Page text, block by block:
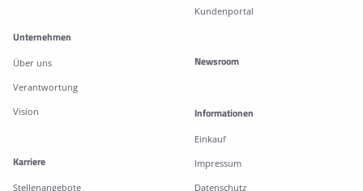
Kundenportal
Unternehmen
Über uns
Verantwortung
Vision
Karriere
Stellenangebote
Newsroom
Informationen
Einkauf
Impressum
Datenschutz